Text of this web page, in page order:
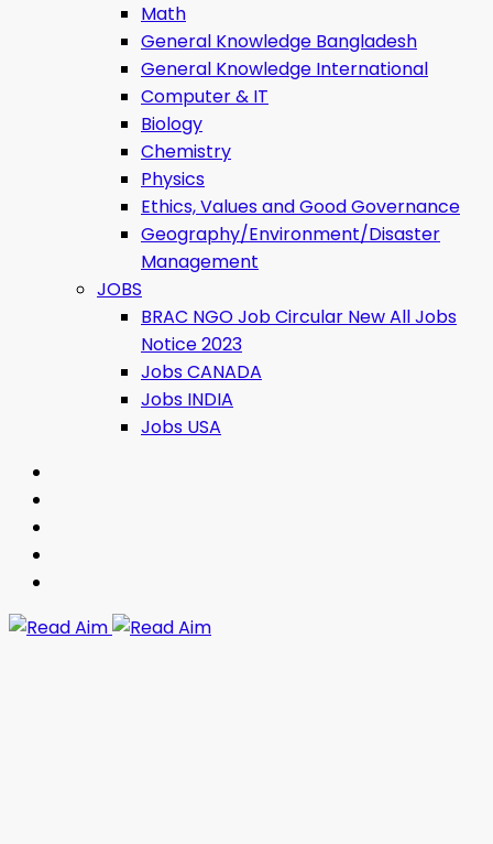
Math
General Knowledge Bangladesh
General Knowledge International
Computer & IT
Biology
Chemistry
Physics
Ethics, Values ​​and Good Governance
Geography/Environment/Disaster
Management
JOBS
BRAC NGO Job Circular New All Jobs
Notice 2023
Jobs CANADA
Jobs INDIA
Jobs USA
Read Aim